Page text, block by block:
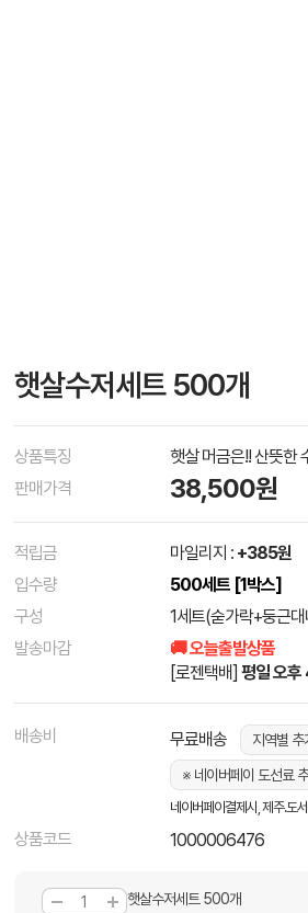
햇살수저세트 500개
상품특징
햇살 머금은!! 산뜻한
판매가격
38,500원
적립금 마일리지 : +385원
입수량
500세트 [1박스]
구성
1세트(숟가락+둥근
발송마감
🚚 오늘출발상품
[로젠택배] 평일 오후
배송비 무료배송
지역별 추
※ 네이버페이 도선료
네이버페이결제시, 제주.도
상품코드 1000006476
햇살수저세트 500개